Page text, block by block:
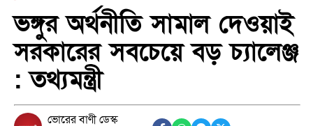
ভঙ্গুর অর্থনীতি সামাল দেওয়াই
সরকারের সবচেয়ে বড় চ্যালেঞ্জ
: তথ্যমন্ত্রী
ভোরের বাণী ডেস্ক